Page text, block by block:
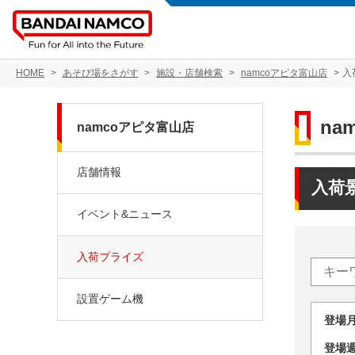
HOME あそび場をさがす 施設・店舗検索 namcoアピタ富山店 入
入荷
登
登
namcoアピタ富山店
店舗情報
イベント&ニュース
入荷プライズ
設置ゲーム機